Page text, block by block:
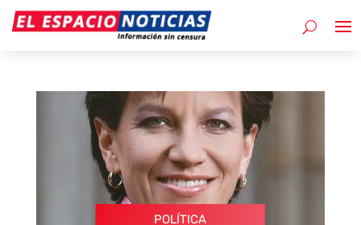
POLÍTICA